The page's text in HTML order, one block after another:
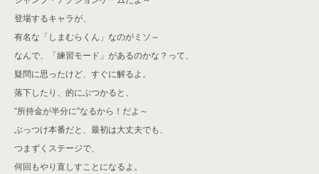
登場するキャラが、
有名な「しまむらくん」なのがミソ～
なんで、「練習モード」があるのかな？って、
疑問に思ったけど、すぐに解るよ。
落下したり、的にぶつかると、
”所持金が半分に”なるから！だよ～
ぶっつけ本番だと、最初は大丈夫でも、
つまずくステージで、
何回もやり直しすことになるよ。